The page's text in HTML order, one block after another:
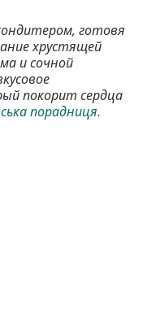
готовя
хрустящей
и сочной
покорит сердца
порадниця.